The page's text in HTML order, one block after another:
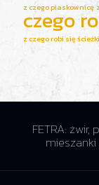
z czego piaskownicę
czego
z czego robi się
FETRA: żwir,